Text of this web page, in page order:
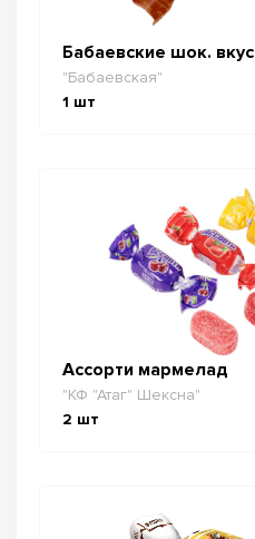
Бабаевские шок. вкус
"Бабаевская"
1 шт
Ассорти мармелад
"КФ "Атаг" Шексна"
2 шт